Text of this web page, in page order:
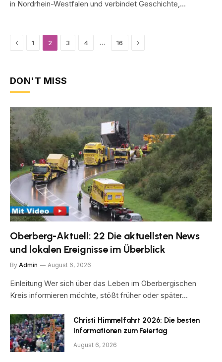
in Nordrhein-Westfalen und verbindet Geschichte,…
Previous
1 2 3 4 … 16 Next
DON'T MISS
Oberberg-Aktuell: 22 Die aktuellsten News
und lokalen Ereignisse im Überblick
By Admin August 6, 2026
Einleitung Wer sich über das Leben im Oberbergischen
Kreis informieren möchte, stößt früher oder später…
Christi Himmelfahrt 2026: Die besten
Informationen zum Feiertag
August 6, 2026